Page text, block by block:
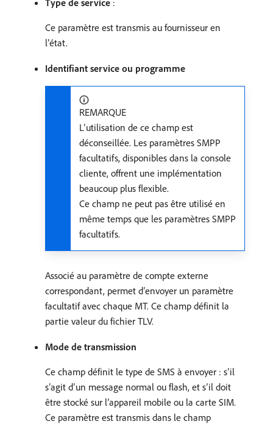
Ce paramètre est transmis au fournisseur en
l’état.
Identifiant service ou programme
REMARQUE
L’utilisation de ce champ est
déconseillée. Les paramètres SMPP
facultatifs, disponibles dans la console
cliente, offrent une implémentation
beaucoup plus flexible.
Ce champ ne peut pas être utilisé en
même temps que les paramètres SMPP
facultatifs.
Associé au paramètre de compte externe
correspondant, permet d’envoyer un paramètre
facultatif avec chaque MT. Ce champ définit la
partie valeur du fichier TLV.
Mode de transmission
Ce champ définit le type de SMS à envoyer : s’il
s’agit d’un message normal ou flash, et s’il doit
être stocké sur l’appareil mobile ou la carte SIM.
Ce paramètre est transmis dans le champ